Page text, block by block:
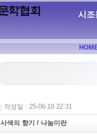
시조
작성일 : 25-06-10 22:31
사색의 향기 / 나눔이란